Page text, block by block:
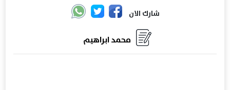
شارك الان
محمد ابراهيم